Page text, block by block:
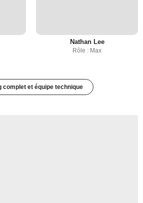
Nathan Lee
Rôle : Max
complet et équipe technique